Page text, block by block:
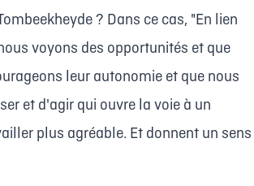
? Dans ce cas, "En lien
voyons des opportunités et que
leur autonomie et que nous
et d'agir qui ouvre la voie à un
plus agréable. Et donnent un sens